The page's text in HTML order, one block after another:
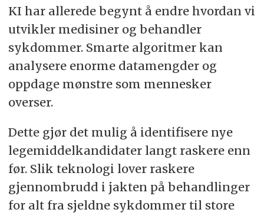
KI har allerede begynt å endre hvordan vi
utvikler medisiner og behandler
sykdommer. Smarte algoritmer kan
analysere enorme datamengder og
oppdage mønstre som mennesker
overser.
Dette gjør det mulig å identifisere nye
legemiddelkandidater langt raskere enn
før. Slik teknologi lover raskere
gjennombrudd i jakten på behandlinger
for alt fra sjeldne sykdommer til store